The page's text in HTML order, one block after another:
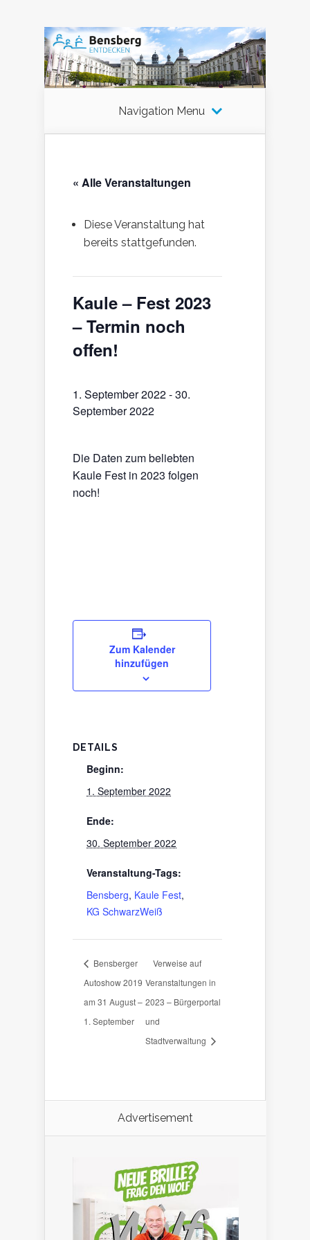
Navigation Menu
« Alle Veranstaltungen
Diese Veranstaltung hat
bereits stattgefunden.
Kaule – Fest 2023
– Termin noch
offen!
1. September 2022-30.
September 2022
Die Daten zum beliebten
Kaule Fest in 2023 folgen
noch!
Zum Kalender
hinzufügen
DETAILS
Beginn:
1. September 2022
Ende:
30. September 2022
Veranstaltung-Tags:
Bensberg, Kaule Fest,
KG SchwarzWeiß
Bensberger
Autoshow 2019
am 31 August –
1. September
Verweise auf
Veranstaltungen in
2023 – Bürgerportal
und
Stadtverwaltung
Advertisement